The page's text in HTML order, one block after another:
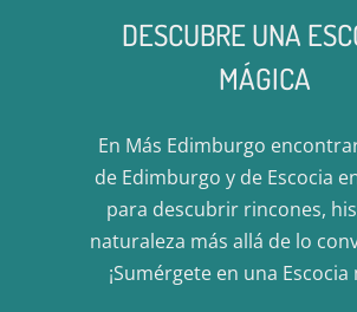
DESCUBRE UNA
MÁGICA
En Más Edimburgo
de Edimburgo y de Escocia
para descubrir rincones,
naturaleza más allá de lo
¡Sumérgete en una Escocia